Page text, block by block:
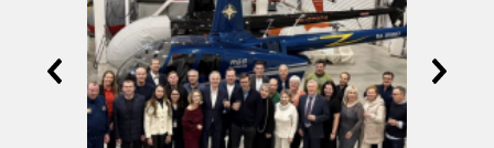
СЕРВИС
ИНФРАСТРУКТУРА
ОБУЧЕНИЕ